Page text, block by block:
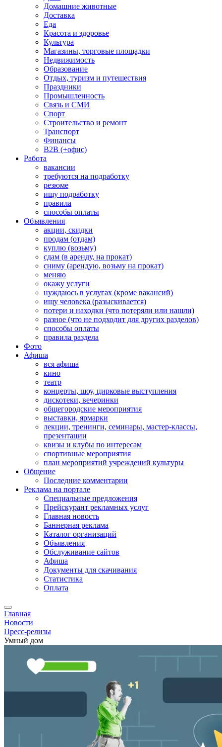
Домашние животные
Доставка
Еда
Красота и здоровье
Культура
Магазины, торговые площадки
Недвижимость
Образование
Отдых, туризм и путешествия
Праздники
Промышленность
Связь и СМИ
Спорт
Строительство и ремонт
Транспорт
Финансы
B2B (+офис)
Работа
вакансии
требуются на подработку
резюме
ищу подработку
правила
способы оплаты
Объявления
акции, скидки
продам (отдам)
куплю (возьму)
сдам (в аренду, на прокат)
сниму (арендую, возьму на прокат)
меняю
окажу услуги
нуждаюсь в услугах (кроме вакансий)
ищу человека (разыскивается)
потери и находки (что потеряли или нашли)
разное (что не подходит для других разделов)
способы оплаты
правила раздела
Фото
Афиша
вся афиша
кино
театр
концерты, шоу, цирковые выступления
дискотеки, вечеринки
общегородские мероприятия
выставки, ярмарки
лекции, тренинги, семинары, мастер-классы,
презентации
квизы и клубы по интересам
спортивные мероприятия
план мероприятий учреждений культуры
Общение
Последние комментарии
Реклама на портале
Специальные предложения
Прейскурант рекламных услуг
Главная новость
Баннерная реклама
Каталог организаций
Объявления
Обслуживание сайтов
Афиша
Документы для скачивания
Статистика
Оплата
Главная
Новости
Пресс-релизы
Умный дом